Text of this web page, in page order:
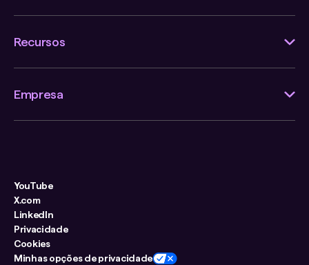
Recursos
Empresa
YouTube
X.com
LinkedIn
Privacidade
Cookies
Minhas opções de privacidade